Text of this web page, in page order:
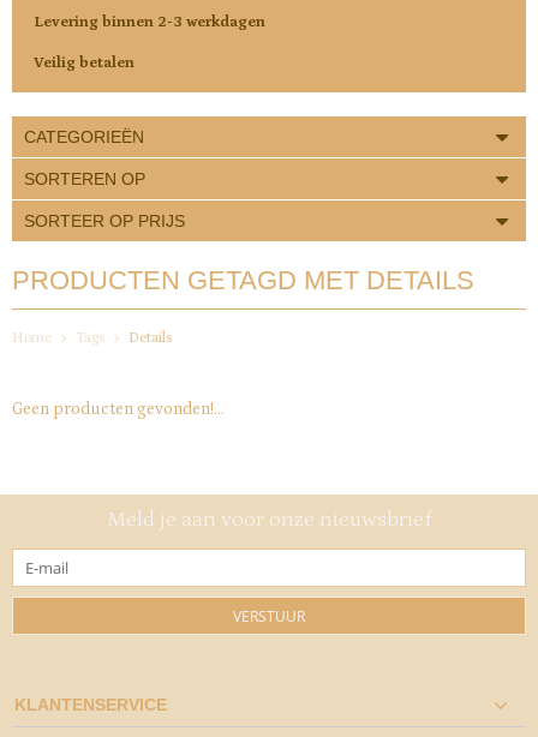
Levering binnen 2-3 werkdagen
Veilig betalen
CATEGORIEËN
SORTEREN OP
SORTEER OP PRIJS
PRODUCTEN GETAGD MET DETAILS
Home Tags Details
Geen producten gevonden!...
Meld je aan voor onze nieuwsbrief
VERSTUUR
KLANTENSERVICE